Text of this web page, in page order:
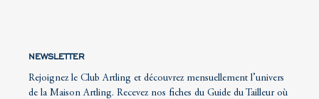
NEWSLETTER
Rejoignez le Club Artling et découvrez mensuellement l’univers
de la Maison Artling. Recevez nos fiches du Guide du Tailleur où